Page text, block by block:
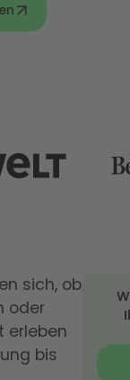
sich, ob
oder
erleben
bis